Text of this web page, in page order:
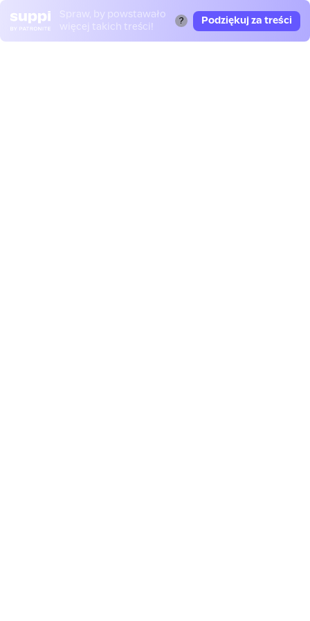
Spraw, by powstawało
więcej takich treści!
? Podziękuj za treści